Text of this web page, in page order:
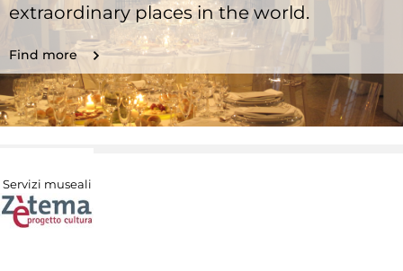
extraordinary places in the world.
Find more
Servizi museali